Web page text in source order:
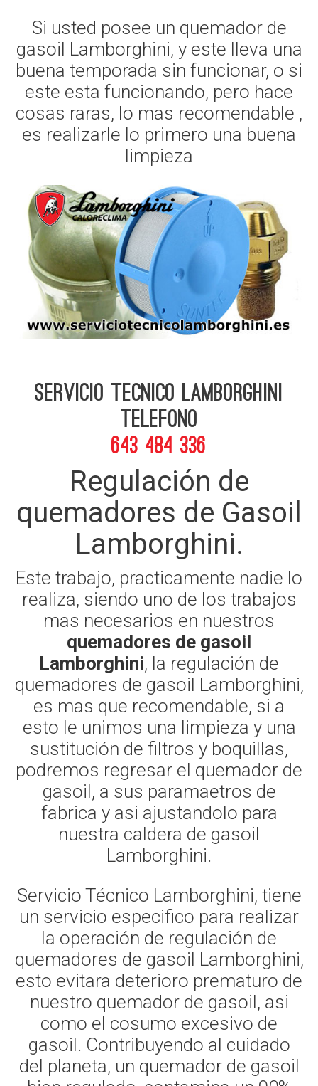
Si usted posee un quemador de
gasoil Lamborghini, y este lleva una
buena temporada sin funcionar, o si
este esta funcionando, pero hace
cosas raras, lo mas recomendable ,
es realizarle lo primero una buena
limpieza
Servicio Tecnico Lamborghini
telefono
643 484 336
Regulación de
quemadores de Gasoil
Lamborghini.
Este trabajo, practicamente nadie lo
realiza, siendo uno de los trabajos
mas necesarios en nuestros
quemadores de gasoil
Lamborghini, la regulación de
quemadores de gasoil Lamborghini,
es mas que recomendable, si a
esto le unimos una limpieza y una
sustitución de filtros y boquillas,
podremos regresar el quemador de
gasoil, a sus paramaetros de
fabrica y asi ajustandolo para
nuestra caldera de gasoil
Lamborghini.
Servicio Técnico Lamborghini, tiene
un servicio especifico para realizar
la operación de regulación de
quemadores de gasoil Lamborghini,
esto evitara deterioro prematuro de
nuestro quemador de gasoil, asi
como el cosumo excesivo de
gasoil. Contribuyendo al cuidado
del planeta, un quemador de gasoil